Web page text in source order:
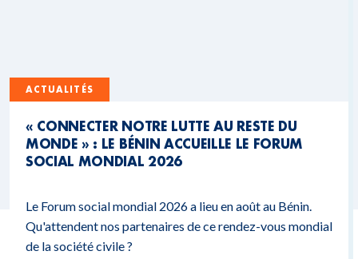
ACTUALITÉS
« CONNECTER NOTRE LUTTE AU RESTE DU
MONDE » : LE BÉNIN ACCUEILLE LE FORUM
SOCIAL MONDIAL 2026
Le Forum social mondial 2026 a lieu en août au Bénin.
Qu'attendent nos partenaires de ce rendez-vous mondial
de la société civile ?